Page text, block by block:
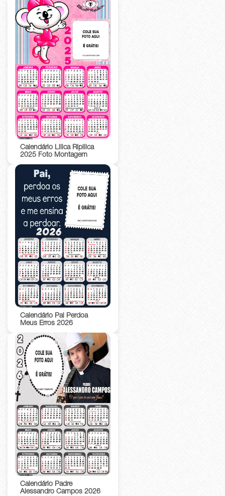
Calendário Lilica Ripilica
2025 Foto Montagem
Calendário Pai Perdoa
Meus Erros 2026
Calendário Padre
Alessandro Campos 2026